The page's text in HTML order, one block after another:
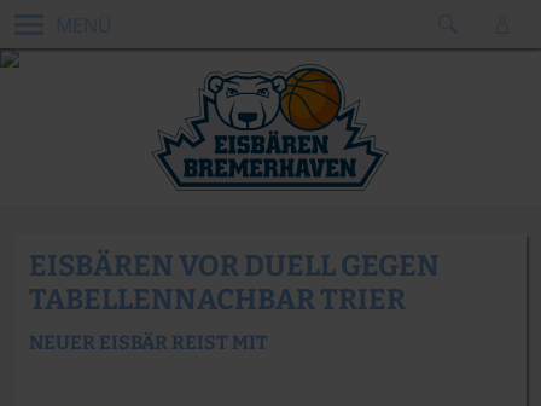
EISBÄREN VOR DUELL GEGEN
TABELLENNACHBAR TRIER
NEUER EISBÄR REIST MIT